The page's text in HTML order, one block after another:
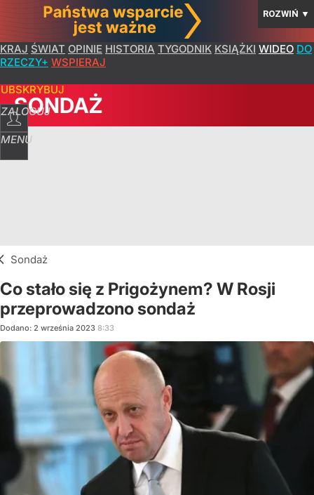
ROZWIŃ ▼
KRAJ ŚWIAT OPINIE HISTORIA TYGODNIK KSIĄŻKI WIDEO DO
RZECZY+ WSPIERAJ
ZALOGUJ
MENU
SONDAŻ
Sondaż
Co stało się z Prigożynem? W Rosji
przeprowadzono sondaż
Dodano: 2 września 2023 8:33